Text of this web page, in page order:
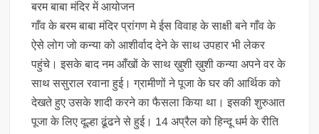
बरम बाबा मंदिर में आयोजन
गाँव के बरम बाबा मंदिर प्रांगण मे ईस विवाह के साक्षी बने गाँव के
ऐसे लोग जो कन्या को आशीर्वाद देने के साथ उपहार भी लेकर
पहुंचे। इसके बाद नम आँखों के साथ ख़ुशी ख़ुशी कन्या अपने वर के
साथ ससुराल रवाना हुई। ग्रामीणों ने पूजा के घर की आर्थिक को
देखते हुए उसके शादी करने का फैसला किया था। इसकी शुरुआत
पूजा के लिए दूल्हा ढूंढने से हुई। 14 अप्रैल को हिन्दू धर्म के रीति